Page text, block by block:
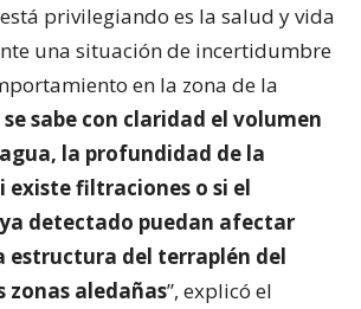
privilegiando es la salud y vida
una situación de incertidumbre
en la zona de la
se sabe con claridad el volumen
la profundidad de la
existe filtraciones o si el
detectado puedan afectar
estructura del terraplén del
zonas aledañas”, explicó el